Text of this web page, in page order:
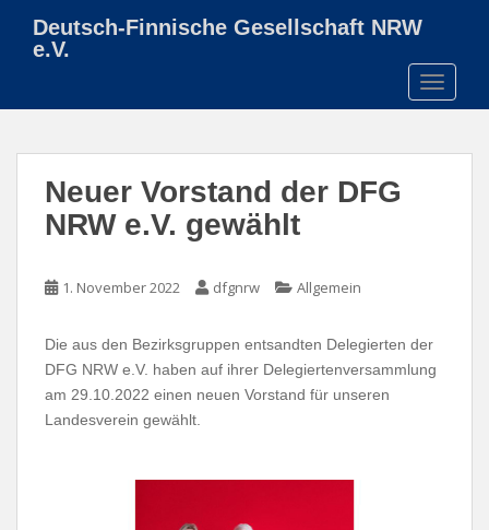
t
Deutsch-Finnische Gesellschaft NRW
e.V.
Neuer Vorstand der DFG
NRW e.V. gewählt
1. November 2022 dfgnrw Allgemein
Die aus den Bezirksgruppen entsandten Delegierten der
DFG NRW e.V. haben auf ihrer Delegiertenversammlung
am 29.10.2022 einen neuen Vorstand für unseren
Landesverein gewählt.